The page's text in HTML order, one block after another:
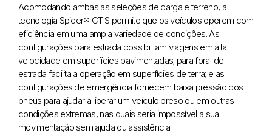
Acomodando ambas as seleções de carga e terreno, a
tecnologia Spicer® CTIS permite que os veículos operem com
eficiência em uma ampla variedade de condições. As
configurações para estrada possibilitam viagens em alta
velocidade em superfícies pavimentadas; para fora-de-
estrada facilita a operação em superfícies de terra; e as
configurações de emergência fornecem baixa pressão dos
pneus para ajudar a liberar um veículo preso ou em outras
condições extremas, nas quais seria impossível a sua
movimentação sem ajuda ou assistência.